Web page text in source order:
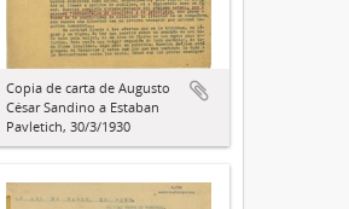
Copia de carta de Augusto
César Sandino a Estaban
Pavletich, 30/3/1930